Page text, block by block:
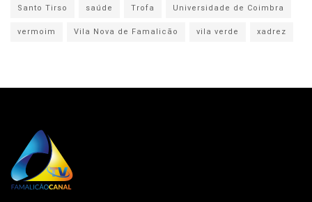
Santo Tirso
saúde Trofa
Universidade de Coimbra
vermoim
Vila Nova de Famalicão vila verde xadrez